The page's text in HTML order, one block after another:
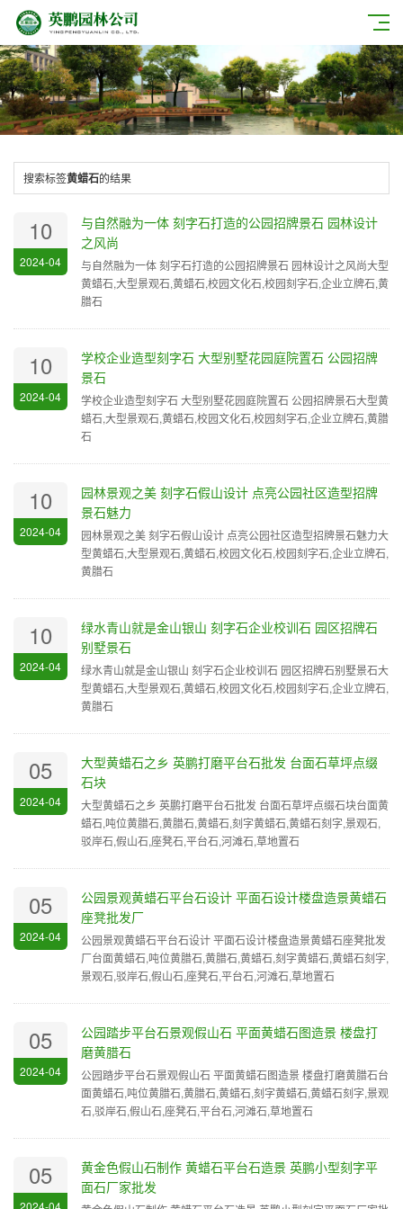
搜索标签黄蜡石的结果
10
2024-04
与自然融为一体 刻字石打造的公园招牌景石 园林设计
之风尚
与自然融为一体 刻字石打造的公园招牌景石 园林设计之风尚大型
黄蜡石,大型景观石,黄蜡石,校园文化石,校园刻字石,企业立牌石,黄
腊石
10
2024-04
学校企业造型刻字石 大型别墅花园庭院置石 公园招牌
景石
学校企业造型刻字石 大型别墅花园庭院置石 公园招牌景石大型黄
蜡石,大型景观石,黄蜡石,校园文化石,校园刻字石,企业立牌石,黄腊
石
10
2024-04
园林景观之美 刻字石假山设计 点亮公园社区造型招牌
景石魅力
园林景观之美 刻字石假山设计 点亮公园社区造型招牌景石魅力大
型黄蜡石,大型景观石,黄蜡石,校园文化石,校园刻字石,企业立牌石,
黄腊石
10
2024-04
绿水青山就是金山银山 刻字石企业校训石 园区招牌石
别墅景石
绿水青山就是金山银山 刻字石企业校训石 园区招牌石别墅景石大
型黄蜡石,大型景观石,黄蜡石,校园文化石,校园刻字石,企业立牌石,
黄腊石
05
2024-04
大型黄蜡石之乡 英鹏打磨平台石批发 台面石草坪点缀
石块
大型黄蜡石之乡 英鹏打磨平台石批发 台面石草坪点缀石块台面黄
蜡石,吨位黄腊石,黄腊石,黄蜡石,刻字黄蜡石,黄蜡石刻字,景观石,
驳岸石,假山石,座凳石,平台石,河滩石,草地置石
05
2024-04
公园景观黄蜡石平台石设计 平面石设计楼盘造景黄蜡石
座凳批发厂
公园景观黄蜡石平台石设计 平面石设计楼盘造景黄蜡石座凳批发
厂台面黄蜡石,吨位黄腊石,黄腊石,黄蜡石,刻字黄蜡石,黄蜡石刻字,
景观石,驳岸石,假山石,座凳石,平台石,河滩石,草地置石
05
2024-04
公园踏步平台石景观假山石 平面黄蜡石图造景 楼盘打
磨黄腊石
公园踏步平台石景观假山石 平面黄蜡石图造景 楼盘打磨黄腊石台
面黄蜡石,吨位黄腊石,黄腊石,黄蜡石,刻字黄蜡石,黄蜡石刻字,景观
石,驳岸石,假山石,座凳石,平台石,河滩石,草地置石
05
2024-04
黄金色假山石制作 黄蜡石平台石造景 英鹏小型刻字平
面石厂家批发